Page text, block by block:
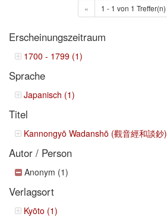
« 1 - 1 von 1 Treffer(n)
Erscheinungszeitraum
1700 - 1799 (1)
Sprache
Japanisch (1)
Titel
Kannongyō Wadanshō (觀音經和談鈔
Autor / Person
Anonym (1)
Verlagsort
Kyōto (1)